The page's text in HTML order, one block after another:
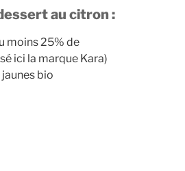
au citron :
moins 25% de
ici la marque Kara)
bio